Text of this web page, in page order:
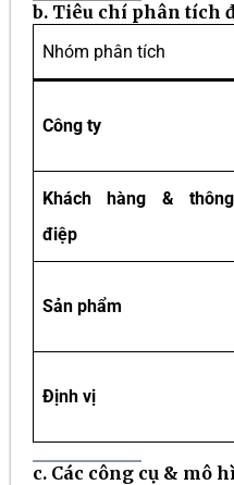
b. Tiêu chí phân tích
Nhóm phân tích
Công ty
Khách hàng & thông
điệp
Sản phẩm
Định vị
c. Các công cụ & mô